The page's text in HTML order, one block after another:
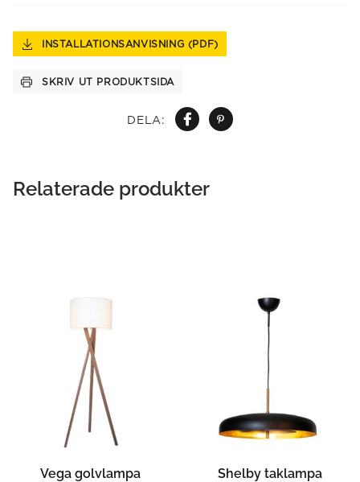
DELA:
INSTALLATIONSANVISNING (PDF)
SKRIV UT PRODUKTSIDA
Relaterade produkter
Vega golvlampa Shelby taklampa